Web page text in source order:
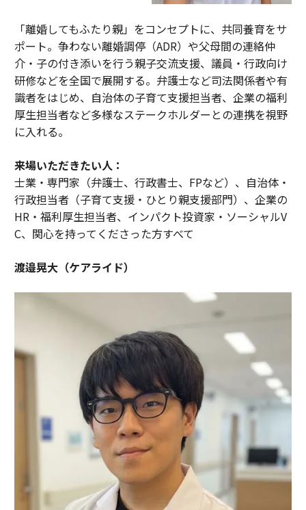
「離婚してもふたり親」をコンセプトに、共同養育をサ
ポート。争わない離婚調停（ADR）や父母間の連絡仲
介・子の付き添いを行う親子交流支援、議員・行政向け
研修などを全国で展開する。弁護士など司法関係者や有
識者をはじめ、自治体の子育て支援担当者、企業の福利
厚生担当者など多様なステークホルダーとの連携を視野
に入れる。
来場いただきたい人：
士業・専門家（弁護士、行政書士、FPなど）、自治体・
行政担当者（子育て支援・ひとり親支援部門）、企業の
HR・福利厚生担当者、インパクト投資家・ソーシャルV
C、関心を持ってくださった方すべて
渡邉晃大（ケアライド）